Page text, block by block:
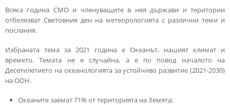
Всяка година СМО и членуващите в нея държави и територии
отбелязват Световния ден на метеорологията с различни теми и
послания.
Избраната тема за 2021 година е Океанът, нашият климат и
времето. Темата не е случайна, а е по повод началото на
Десетилетието на океанологията за устойчиво развитие (2021-2030)
на ООН.
Океаните заемат 71% от територията на Земята;